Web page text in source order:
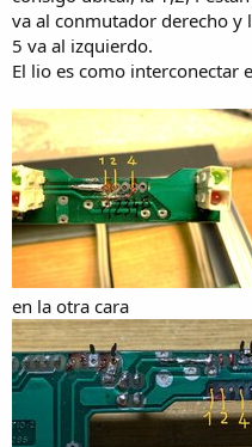
va al conmutador derecho y
5 va al izquierdo.
El lio es como interconectar
en la otra cara